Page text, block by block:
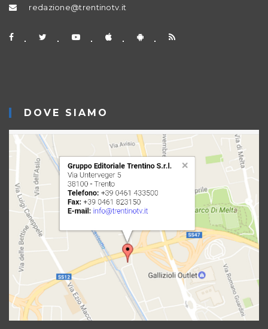
redazione@trentinotv.it
DOVE SIAMO